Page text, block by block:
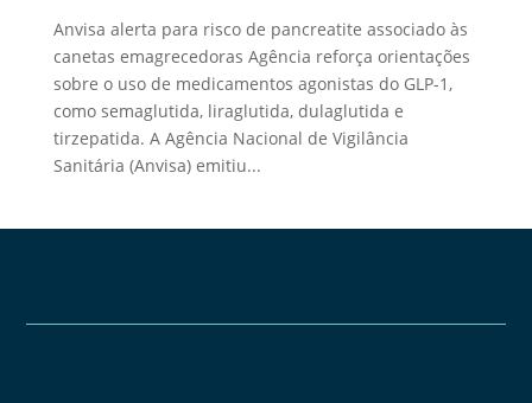
Anvisa alerta para risco de pancreatite associado às
canetas emagrecedoras Agência reforça orientações
sobre o uso de medicamentos agonistas do GLP-1,
como semaglutida, liraglutida, dulaglutida e
tirzepatida. A Agência Nacional de Vigilância
Sanitária (Anvisa) emitiu...